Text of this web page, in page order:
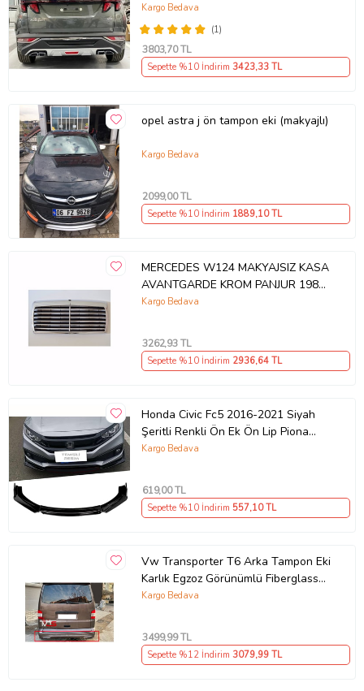
(1)
Kargo Bedava
3803,70 TL
Sepette %10 İndirim 3423,33 TL
opel astra j ön tampon eki (makyajlı)
Kargo Bedava
2099,00 TL
Sepette %10 İndirim 1889,10 TL
MERCEDES W124 MAKYAJSIZ KASA
AVANTGARDE KROM PANJUR 1985-
1993
Kargo Bedava
3262,93 TL
Sepette %10 İndirim 2936,64 TL
Honda Civic Fc5 2016-2021 Siyah
Şeritli Renkli Ön Ek Ön Lip Piona
Black 4 Prç
Kargo Bedava
619,00 TL
Sepette %10 İndirim 557,10 TL
Vw Transporter T6 Arka Tampon Eki
Karlık Egzoz Görünümlü Fiberglass
Boyasız Uyumlu
Kargo Bedava
3499,99 TL
Sepette %12 İndirim 3079,99 TL